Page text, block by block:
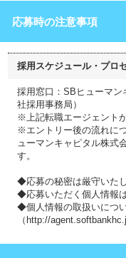
応募時の注意事項
採用スケジュール・プロ
採用窓口：SBヒューマン
社採用事務局）
※上記転職エージェント
※エントリー後の流れに
ューマンキャピタル株式
す。
◆応募の秘密は厳守いたし
◆応募いただく個人情報
◆個人情報の取扱いにつ
（http://